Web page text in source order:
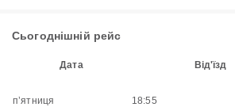
Сьогоднішній рейс
Дата Від'їзд
пʼятниця
18:55